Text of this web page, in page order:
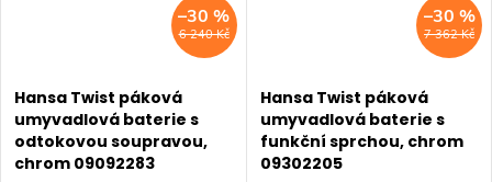
6 240 Kč
–30 %
Hansa Twist páková
umyvadlová baterie s
odtokovou soupravou,
chrom 09092283
7 362 Kč
–30 %
Hansa Twist páková
umyvadlová baterie s
funkční sprchou, chrom
09302205